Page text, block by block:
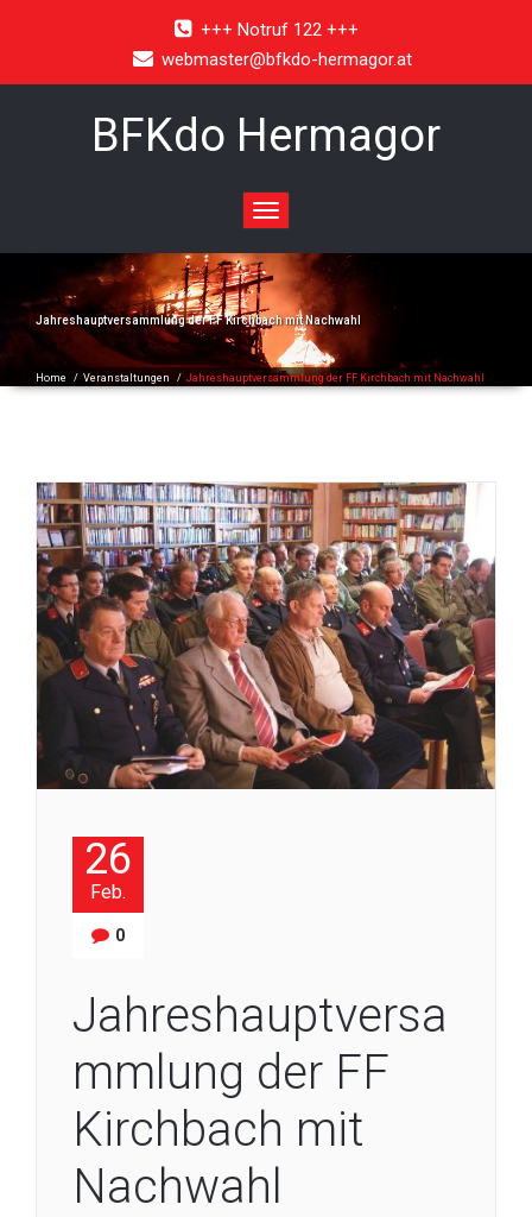
+++ Notruf 122 +++
webmaster@bfkdo-hermagor.at
BFKdo Hermagor
Toggle
navigation
Jahreshauptversammlung der FF Kirchbach mit Nachwahl
Home / Veranstaltungen / Jahreshauptversammlung der FF Kirchbach mit Nachwahl
26
Feb.
0
Jahreshauptversa
mmlung der FF
Kirchbach mit
Nachwahl